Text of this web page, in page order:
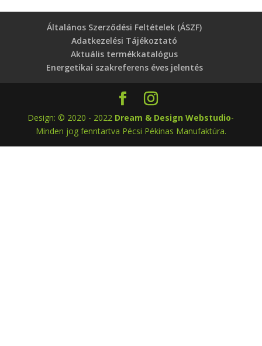
Általános Szerződési Feltételek (ÁSZF)
Adatkezelési Tájékoztató
Aktuális termékkatalógus
Energetikai szakreferens éves jelentés
Design: © 2020 - 2022 Dream & Design Webstudio-
Minden jog fenntartva Pécsi Pékinas Manufaktúra.